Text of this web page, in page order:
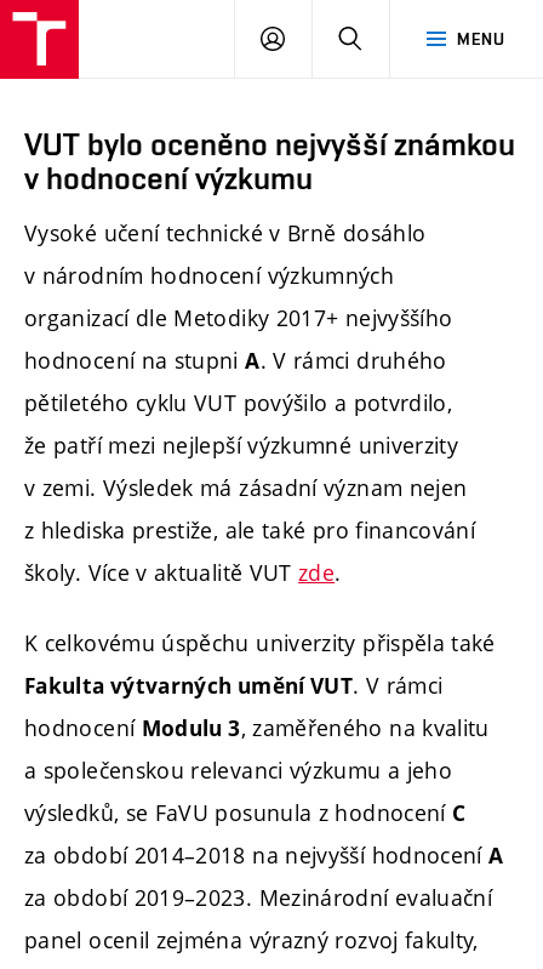
MENU
PŘIHLÁSIT
VUT bylo oceněno nejvyšší známkou
v hodnocení výzkumu
Vysoké učení technické v Brně dosáhlo
v národním hodnocení výzkumných
organizací dle Metodiky 2017+ nejvyššího
hodnocení na stupniA. V rámci druhého
pětiletého cyklu VUT povýšilo a potvrdilo,
že patří mezi nejlepší výzkumné univerzity
v zemi. Výsledek má zásadní význam nejen
z hlediska prestiže, ale také pro financování
školy. Více v aktualitě VUTzde.
K celkovému úspěchu univerzity přispěla také
Fakulta výtvarných umění VUT. V rámci
hodnocení Modulu 3, zaměřeného na kvalitu
a společenskou relevanci výzkumu a jeho
výsledků, se FaVU posunula z hodnocení C
za období 2014–2018 na nejvyšší hodnoceníA
za období 2019–2023. Mezinárodní evaluační
panel ocenil zejména výrazný rozvoj fakulty,